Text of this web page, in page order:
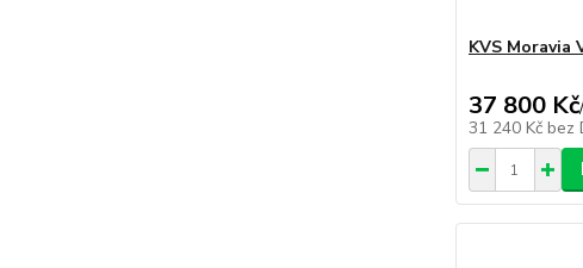
KVS Moravia
37 800 Kč/
31 240 Kč bez